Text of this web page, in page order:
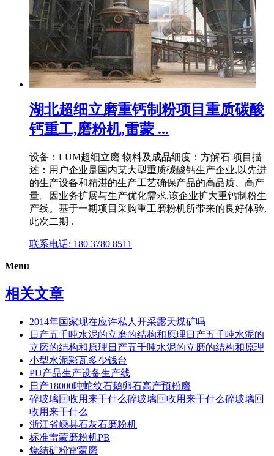
湖北超细立磨重钙制粉项目重质碳酸
钙重工,磨粉机,雷蒙 ...
设备：LUM超细立磨 物料及成品细度：方解石 项目描
述：用户企业是国内某大型重质碳酸钙生产企业,以先进
的生产设备和精湛的生产工艺确保产品的高品质、高产
量。因业务扩展与生产优化需求,该企业扩大重钙制粉生
产线。基于一期项目采购重工磨粉机所带来的良好体验,
此次二期 .
联系电话: 180 3780 8511
Menu
相关文章
2014年国家现在应许私人开采露天煤矿吗
日产五千吨水泥的立磨的结构和原理日产五千吨水泥的
立磨的结构和原理日产五千吨水泥的立磨的结构和原理
小型水泥彩瓦多少钱台
PU产品生产设备生产线
日产18000吨蛇纹石鹅卵石高产预粉磨
碎玻璃回收用来干什么碎玻璃回收用来干什么碎玻璃回
收用来干什么
浙江省嵊县石灰石磨粉机
标准雷蒙磨粉机PB
烧结矿粉雷蒙磨